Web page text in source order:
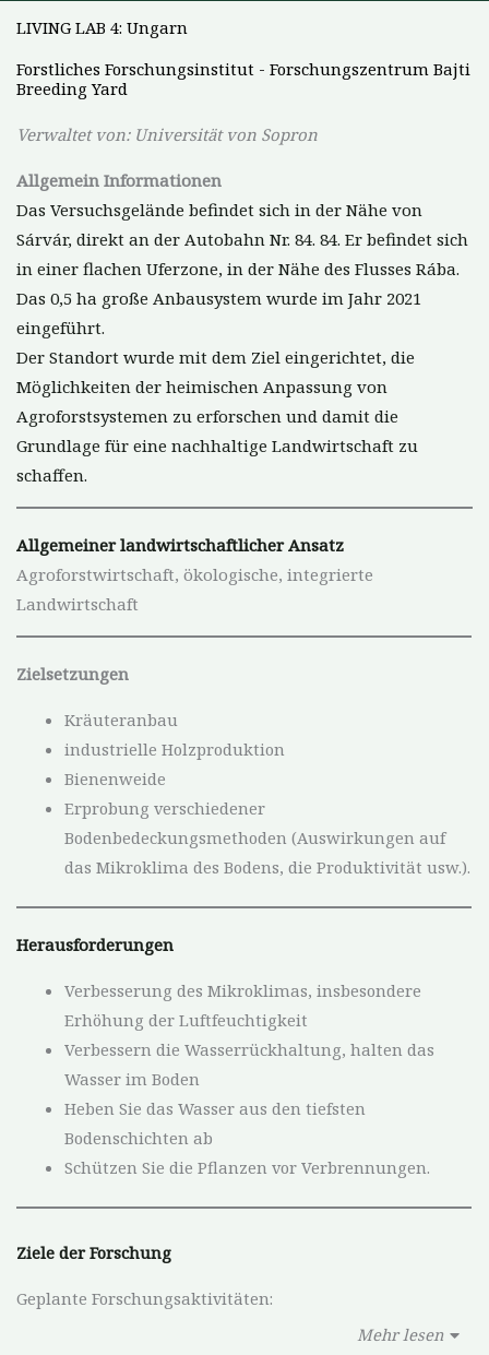
LIVING LAB 4: Ungarn
Forstliches Forschungsinstitut - Forschungszentrum Bajti
Breeding Yard
Verwaltet von: Universität von Sopron
Allgemein Informationen
Das Versuchsgelände befindet sich in der Nähe von
Sárvár, direkt an der Autobahn Nr. 84. 84. Er befindet sich
in einer flachen Uferzone, in der Nähe des Flusses Rába.
Das 0,5 ha große Anbausystem wurde im Jahr 2021
eingeführt.
Der Standort wurde mit dem Ziel eingerichtet, die
Möglichkeiten der heimischen Anpassung von
Agroforstsystemen zu erforschen und damit die
Grundlage für eine nachhaltige Landwirtschaft zu
schaffen.
Allgemeiner landwirtschaftlicher Ansatz
Agroforstwirtschaft, ökologische, integrierte
Landwirtschaft
Zielsetzungen
Kräuteranbau
industrielle Holzproduktion
Bienenweide
Erprobung verschiedener
Bodenbedeckungsmethoden (Auswirkungen auf
das Mikroklima des Bodens, die Produktivität usw.).
Herausforderungen
Verbesserung des Mikroklimas, insbesondere
Erhöhung der Luftfeuchtigkeit
Verbessern die Wasserrückhaltung, halten das
Wasser im Boden
Heben Sie das Wasser aus den tiefsten
Bodenschichten ab
Schützen Sie die Pflanzen vor Verbrennungen.
Ziele der Forschung
Geplante Forschungsaktivitäten:
Mehr lesen